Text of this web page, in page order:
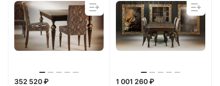
352 520 ₽
1 001 260 ₽